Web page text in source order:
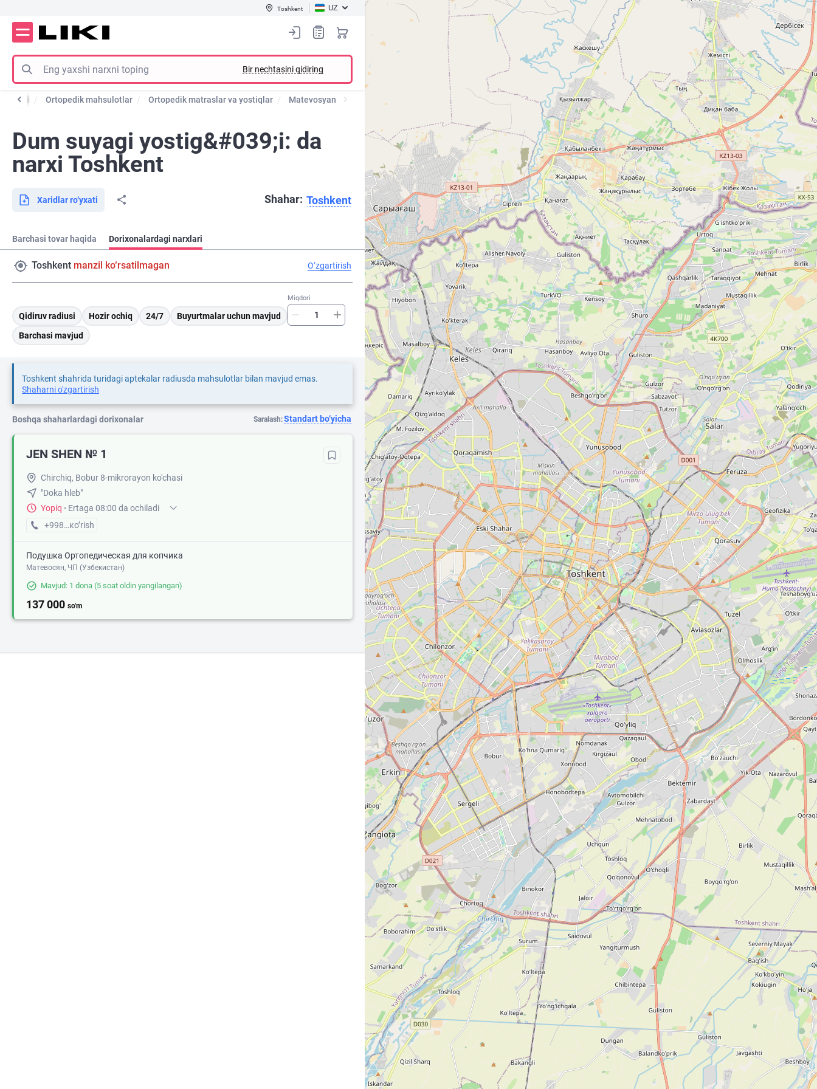
Toshkent UZ
Bir nechtasini qidiring
Ortopedik mahsulotlar Ortopedik matraslar va yostiqlar Matevosyan
Dum suyagi yostig&#039;i: da
narxi Toshkent
Shahar: Toshkent
Xaridlar ro‘yxati
Barchasi tovar haqida Dorixonalardagi narxlari
Toshkent manzil ko‘rsatilmagan O‘zgartirish
Qidiruv radiusi Hozir ochiq 24/7 Buyurtmalar uchun mavjud
Miqdori
Barchasi mavjud
Toshkent shahrida turidagi aptekalar radiusda mahsulotlar bilan mavjud emas.
Shaharni o'zgartirish
Boshqa shaharlardagi dorixonalar Saralash:Standart bo‘yicha
JEN SHEN № 1
Chirchiq, Bobur 8-mikrorayon ko'chasi
"Doka hleb"
Yopiq · Ertaga 08:00 da ochiladi
+998 (70) XXX-XX-XX
кo’rish
Подушка Ортопедическая для копчика
Матевосян, ЧП (Узбекистан)
Mavjud: 1 dona (5 soat oldin yangilangan)
137 000 so'm